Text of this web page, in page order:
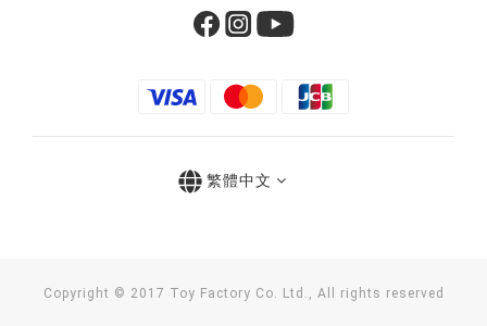
繁體中文
Copyright © 2017 Toy Factory Co. Ltd., All rights reserved